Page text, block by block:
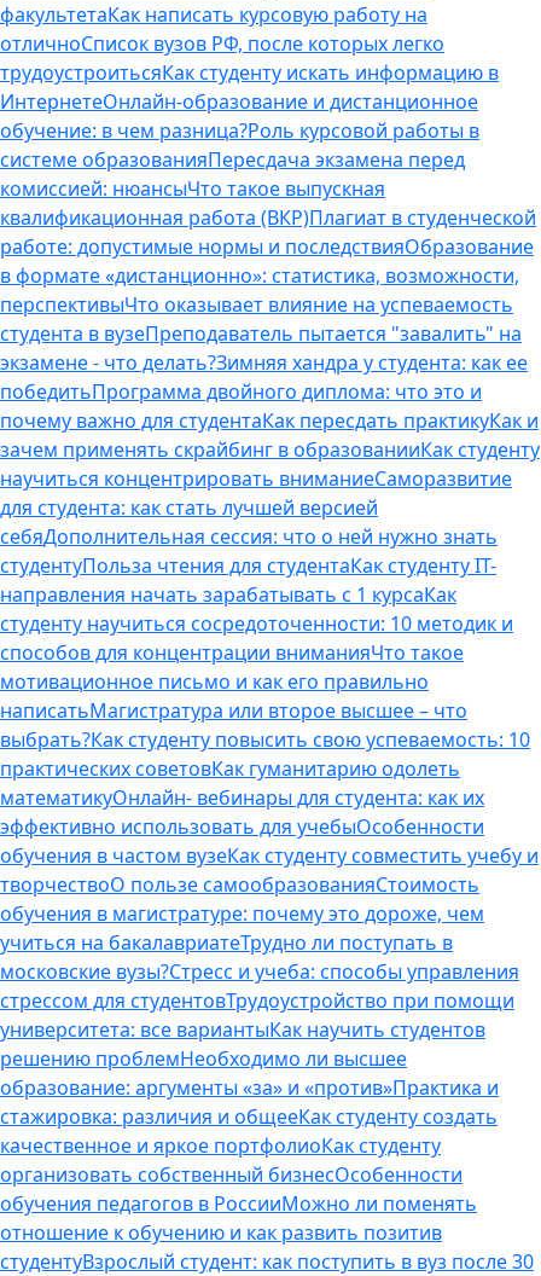
факультетаКак написать курсовую работу на
отличноСписок вузов РФ, после которых легко
трудоустроитьсяКак студенту искать информацию в
ИнтернетеОнлайн-образование и дистанционное
обучение: в чем разница?Роль курсовой работы в
системе образованияПересдача экзамена перед
комиссией: нюансыЧто такое выпускная
квалификационная работа (ВКР)Плагиат в студенческой
работе: допустимые нормы и последствияОбразование
в формате «дистанционно»: статистика, возможности,
перспективыЧто оказывает влияние на успеваемость
студента в вузеПреподаватель пытается "завалить" на
экзамене - что делать?Зимняя хандра у студента: как ее
победитьПрограмма двойного диплома: что это и
почему важно для студентаКак пересдать практикуКак и
зачем применять скрайбинг в образованииКак студенту
научиться концентрировать вниманиеСаморазвитие
для студента: как стать лучшей версией
себяДополнительная сессия: что о ней нужно знать
студентуПольза чтения для студентаКак студенту IT-
направления начать зарабатывать с 1 курсаКак
студенту научиться сосредоточенности: 10 методик и
способов для концентрации вниманияЧто такое
мотивационное письмо и как его правильно
написатьМагистратура или второе высшее – что
выбрать?Как студенту повысить свою успеваемость: 10
практических советовКак гуманитарию одолеть
математикуОнлайн- вебинары для студента: как их
эффективно использовать для учебыОсобенности
обучения в частом вузеКак студенту совместить учебу и
творчествоО пользе самообразованияСтоимость
обучения в магистратуре: почему это дороже, чем
учиться на бакалавриатеТрудно ли поступать в
московские вузы?Стресс и учеба: способы управления
стрессом для студентовТрудоустройство при помощи
университета: все вариантыКак научить студентов
решению проблемНеобходимо ли высшее
образование: аргументы «за» и «против»Практика и
стажировка: различия и общееКак студенту создать
качественное и яркое портфолиоКак студенту
организовать собственный бизнесОсобенности
обучения педагогов в РоссииМожно ли поменять
отношение к обучению и как развить позитив
студентуВзрослый студент: как поступить в вуз после 30